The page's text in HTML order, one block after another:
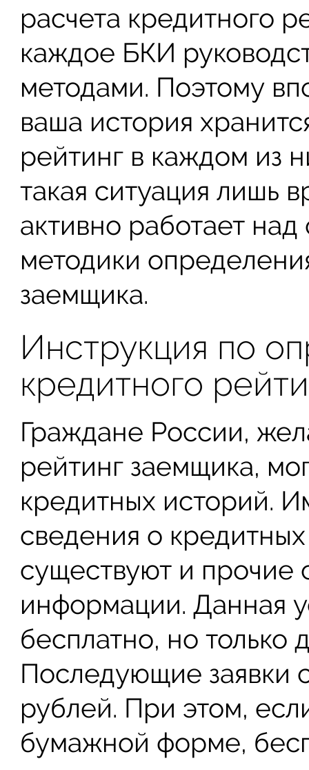
расчета кредитного
каждое БКИ
методами. Поэтому
ваша история
рейтинг в каждом из
такая ситуация лишь
активно работает
методики
заемщика.
Инструкция по
кредитного
Граждане России,
рейтинг заемщика,
кредитных историй.
сведения о
существуют и прочие
информации. Данная
бесплатно, но только
Последующие заявки
рублей. При этом,
бумажной форме,